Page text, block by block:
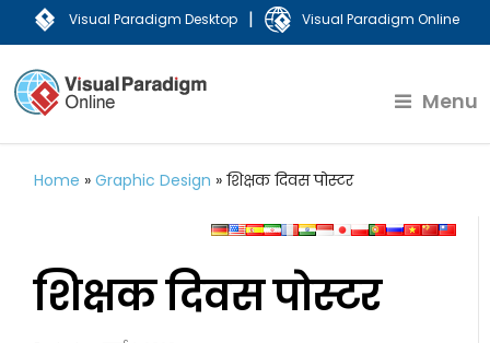
Visual Paradigm Desktop | Visual Paradigm Online
Menu
Home »Graphic Design »शिक्षक दिवस पोस्टर
शिक्षक दिवस पोस्टर